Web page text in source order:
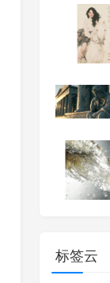
标签云